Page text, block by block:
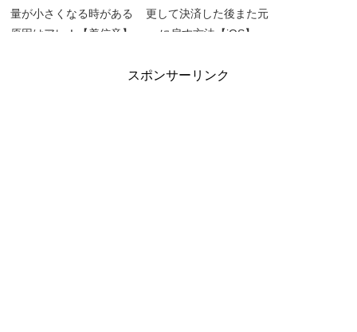
量が小さくなる時がある
原因はアレ！【着信音】
更して決済した後また元
に戻す方法【iOS】
スポンサーリンク